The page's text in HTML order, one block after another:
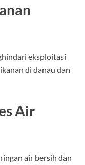
eksploitasi
di danau dan
Air
air bersih dan